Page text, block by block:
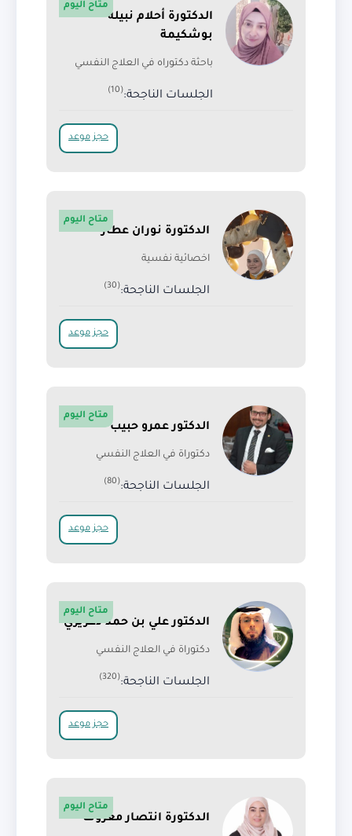
الدكتورة أحلام نبيلة
بوشكيمة
باحثة دكتوراه في العلاج النفسي
الجلسات الناجحة:(10)
متاح اليوم
حجز موعد
الدكتورة نوران عطار
اخصائية نفسية
الجلسات الناجحة:(30)
متاح اليوم
حجز موعد
الدكتور عمرو حبيب
دكتوراة في العلاج النفسي
الجلسات الناجحة:(80)
متاح اليوم
حجز موعد
الدكتور علي بن حمد دغريري
دكتوراة في العلاج النفسي
الجلسات الناجحة:(320)
متاح اليوم
حجز موعد
الدكتورة انتصار معروف
متاح اليوم